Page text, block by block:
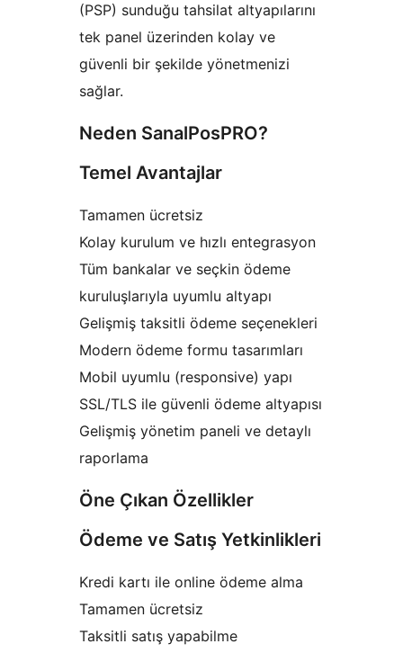
(PSP) sunduğu tahsilat altyapılarını
tek panel üzerinden kolay ve
güvenli bir şekilde yönetmenizi
sağlar.
Neden SanalPosPRO?
Temel Avantajlar
Tamamen ücretsiz
Kolay kurulum ve hızlı entegrasyon
Tüm bankalar ve seçkin ödeme
kuruluşlarıyla uyumlu altyapı
Gelişmiş taksitli ödeme seçenekleri
Modern ödeme formu tasarımları
Mobil uyumlu (responsive) yapı
SSL/TLS ile güvenli ödeme altyapısı
Gelişmiş yönetim paneli ve detaylı
raporlama
Öne Çıkan Özellikler
Ödeme ve Satış Yetkinlikleri
Kredi kartı ile online ödeme alma
Tamamen ücretsiz
Taksitli satış yapabilme